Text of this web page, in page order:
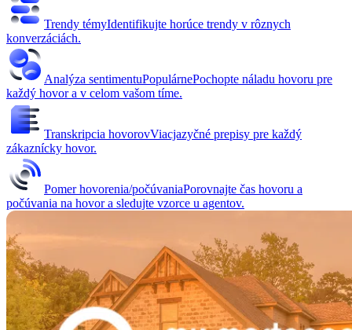
Trendy témyIdentifikujte horúce trendy v rôznych
konverzáciách.
Analýza sentimentuPopulárnePochopte náladu hovoru pre
každý hovor a v celom vašom tíme.
Transkripcia hovorovViacjazyčné prepisy pre každý
zákaznícky hovor.
Pomer hovorenia/počúvaniaPorovnajte čas hovoru a
počúvania na hovor a sledujte vzorce u agentov.